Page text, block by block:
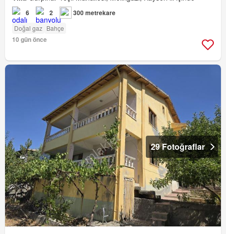
6 2 300 metrekare
Doğal gaz Bahçe
10 gün önce
29 Fotoğraflar